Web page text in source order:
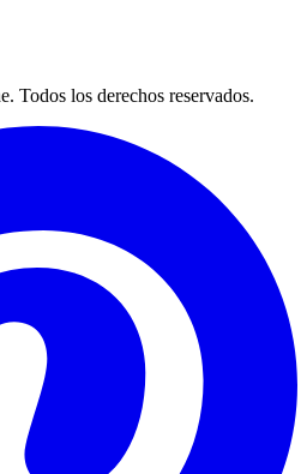
Todos los derechos reservados.